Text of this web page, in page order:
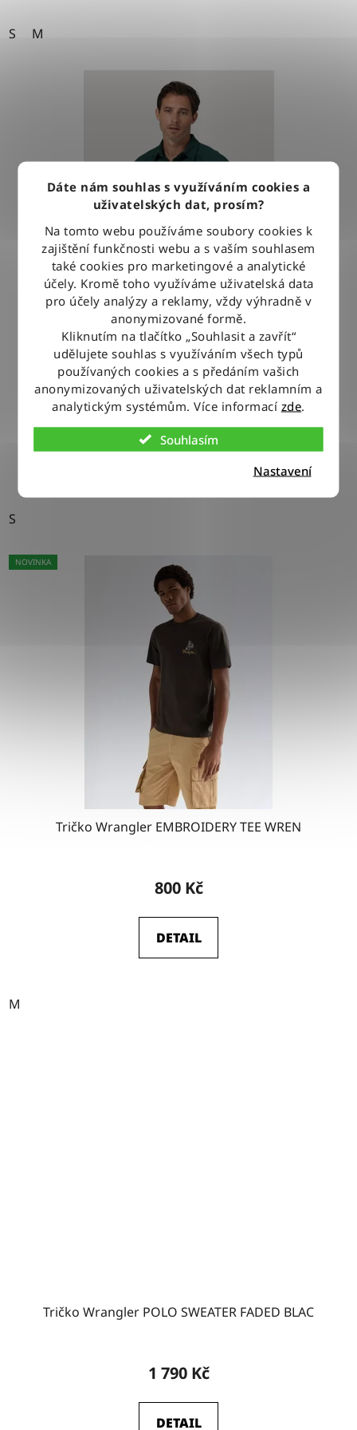
Dáte nám souhlas s využíváním cookies a
uživatelských dat, prosím?
Na tomto webu používáme soubory cookies k
zajištění funkčnosti webu a s vaším souhlasem
také cookies pro marketingové a analytické
účely. Kromě toho využíváme uživatelská data
pro účely analýzy a reklamy, vždy výhradně v
anonymizované formě.
Kliknutím na tlačítko „Souhlasit a zavřít“
udělujete souhlas s využíváním všech typů
používaných cookies a s předáním vašich
anonymizovaných uživatelských dat reklamním a
analytickým systémům. Více informací zde.
Souhlasím
Nastavení
S M
Tričko Wrangler PERFORMANCE POLO PINE
620 Kč
DETAIL
S
NOVINKA
Tričko Wrangler EMBROIDERY TEE WREN
800 Kč
DETAIL
M
Tričko Wrangler POLO SWEATER FADED BLAC
1 790 Kč
DETAIL